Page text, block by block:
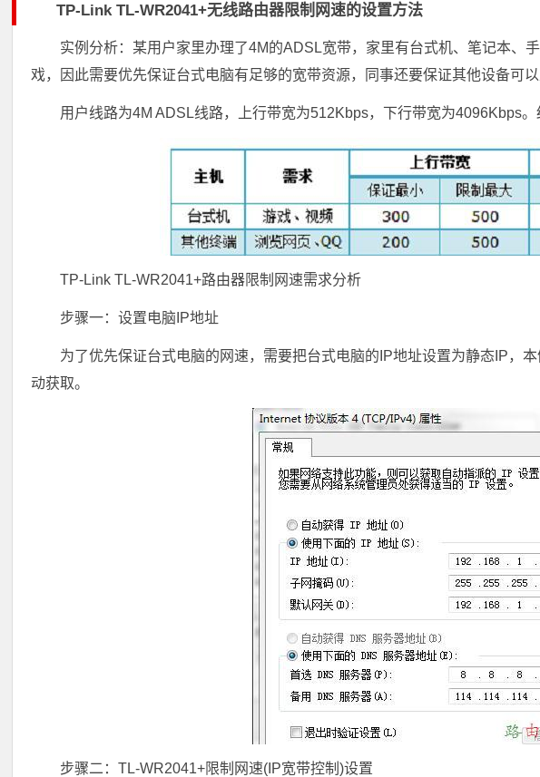
TP-Link TL-WR2041+无线路由器限制网速的设置方法
实例分析：某用户家里办理了4M的ADSL宽带，家里有台式机、笔记本、
戏，因此需要优先保证台式电脑有足够的宽带资源，同事还要保证其他设备可以
用户线路为4M ADSL线路，上行带宽为512Kbps，下行带宽为4096Kbps
TP-Link TL-WR2041+路由器限制网速需求分析
步骤一：设置电脑IP地址
为了优先保证台式电脑的网速，需要把台式电脑的IP地址设置为静态IP，
动获取。
步骤二：TL-WR2041+限制网速(IP宽带控制)设置